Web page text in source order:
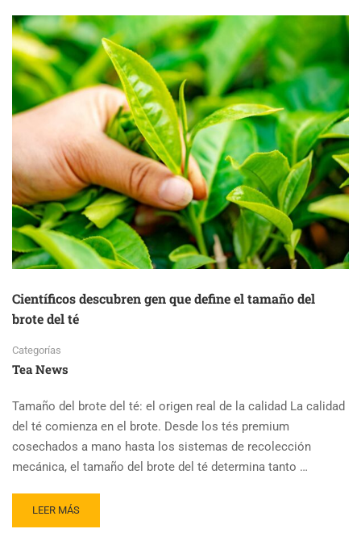
Científicos descubren gen que define el tamaño del
brote del té
Categorías
Tea News
Tamaño del brote del té: el origen real de la calidad La calidad
del té comienza en el brote. Desde los tés premium
cosechados a mano hasta los sistemas de recolección
mecánica, el tamaño del brote del té determina tanto …
READ
MORE
LEER MÁS